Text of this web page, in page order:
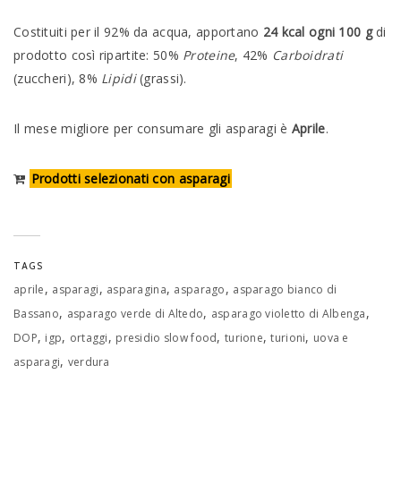
Costituiti per il 92% da acqua, apportano 24 kcal ogni 100 gdi
prodotto così ripartite: 50% Proteine, 42% Carboidrati
(zuccheri), 8% Lipidi(grassi).
Il mese migliore per consumare gli asparagi è Aprile.
Prodotti selezionati con asparagi
TAGS
aprile, asparagi, asparagina, asparago, asparago bianco di
Bassano, asparago verde di Altedo, asparago violetto di Albenga,
DOP, igp, ortaggi, presidio slow food, turione,turioni, uova e
asparagi, verdura